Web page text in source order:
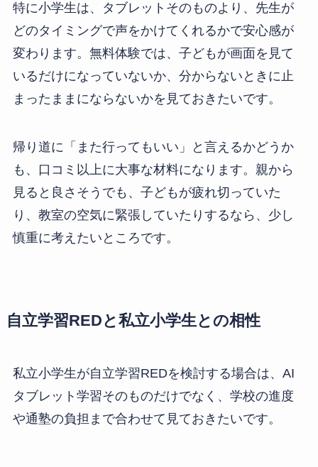
特に小学生は、タブレットそのものより、先生が
どのタイミングで声をかけてくれるかで安心感が
変わります。無料体験では、子どもが画面を見て
いるだけになっていないか、分からないときに止
まったままにならないかを見ておきたいです。
帰り道に「また行ってもいい」と言えるかどうか
も、口コミ以上に大事な材料になります。親から
見ると良さそうでも、子どもが疲れ切っていた
り、教室の空気に緊張していたりするなら、少し
慎重に考えたいところです。
自立学習REDと私立小学生との相性
私立小学生が自立学習REDを検討する場合は、AI
タブレット学習そのものだけでなく、学校の進度
や通塾の負担まで合わせて見ておきたいです。